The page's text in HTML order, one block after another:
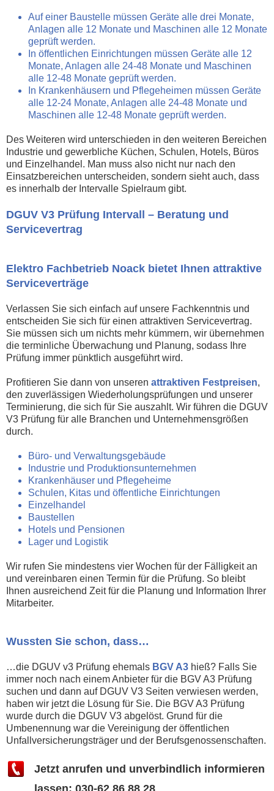
Auf einer Baustelle müssen Geräte alle drei Monate,
Anlagen alle 12 Monate und Maschinen alle 12 Monate
geprüft werden.
In öffentlichen Einrichtungen müssen Geräte alle 12
Monate, Anlagen alle 24-48 Monate und Maschinen
alle 12-48 Monate geprüft werden.
In Krankenhäusern und Pflegeheimen müssen Geräte
alle 12-24 Monate, Anlagen alle 24-48 Monate und
Maschinen alle 12-48 Monate geprüft werden.
Des Weiteren wird unterschieden in den weiteren Bereichen
Industrie und gewerbliche Küchen, Schulen, Hotels, Büros
und Einzelhandel. Man muss also nicht nur nach den
Einsatzbereichen unterscheiden, sondern sieht auch, dass
es innerhalb der Intervalle Spielraum gibt.
DGUV V3 Prüfung Intervall – Beratung und
Servicevertrag
Elektro Fachbetrieb Noack bietet Ihnen attraktive
Serviceverträge
Verlassen Sie sich einfach auf unsere Fachkenntnis und
entscheiden Sie sich für einen attraktiven Servicevertrag.
Sie müssen sich um nichts mehr kümmern, wir übernehmen
die terminliche Überwachung und Planung, sodass Ihre
Prüfung immer pünktlich ausgeführt wird.
Profitieren Sie dann von unseren attraktiven Festpreisen,
den zuverlässigen Wiederholungsprüfungen und unserer
Terminierung, die sich für Sie auszahlt. Wir führen die DGUV
V3 Prüfung für alle Branchen und Unternehmensgrößen
durch.
Büro- und Verwaltungsgebäude
Industrie und Produktionsunternehmen
Krankenhäuser und Pflegeheime
Schulen, Kitas und öffentliche Einrichtungen
Einzelhandel
Baustellen
Hotels und Pensionen
Lager und Logistik
Wir rufen Sie mindestens vier Wochen für der Fälligkeit an
und vereinbaren einen Termin für die Prüfung. So bleibt
Ihnen ausreichend Zeit für die Planung und Information Ihrer
Mitarbeiter.
Wussten Sie schon, dass…
…die DGUV v3 Prüfung ehemals BGV A3 hieß? Falls Sie
immer noch nach einem Anbieter für die BGV A3 Prüfung
suchen und dann auf DGUV V3 Seiten verwiesen werden,
haben wir jetzt die Lösung für Sie. Die BGV A3 Prüfung
wurde durch die DGUV V3 abgelöst. Grund für die
Umbenennung war die Vereinigung der öffentlichen
Unfallversicherungsträger und der Berufsgenossenschaften.
Jetzt anrufen und unverbindlich informieren
lassen: 030-62 86 88 28